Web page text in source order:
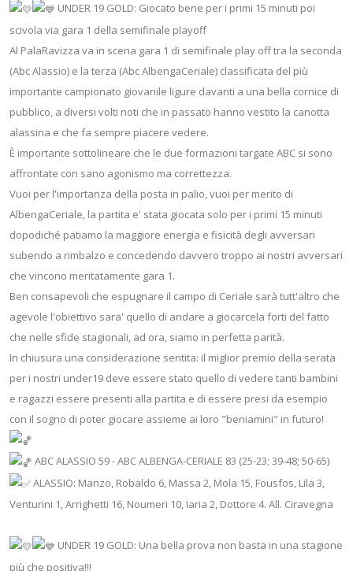
UNDER 19 GOLD: Giocato bene per i primi 15 minuti poi
scivola via gara 1 della semifinale playoff
Al PalaRavizza va in scena gara 1 di semifinale play off tra la seconda
(Abc Alassio) e la terza (Abc AlbengaCeriale) classificata del più
importante campionato giovanile ligure davanti a una bella cornice di
pubblico, a diversi volti noti che in passato hanno vestito la canotta
alassina e che fa sempre piacere vedere.
È importante sottolineare che le due formazioni targate ABC si sono
affrontate con sano agonismo ma correttezza.
Vuoi per l'importanza della posta in palio, vuoi per merito di
AlbengaCeriale, la partita e' stata giocata solo per i primi 15 minuti
dopodiché patiamo la maggiore energia e fisicità degli avversari
subendo a rimbalzo e concedendo davvero troppo ai nostri avversari
che vincono meritatamente gara 1.
Ben consapevoli che espugnare il campo di Ceriale sarà tutt'altro che
agevole l'obiettivo sara' quello di andare a giocarcela forti del fatto
che nelle sfide stagionali, ad ora, siamo in perfetta parità.
In chiusura una considerazione sentita: il miglior premio della serata
per i nostri under19 deve essere stato quello di vedere tanti bambini
e ragazzi essere presenti alla partita e di essere presi da esempio
con il sogno di poter giocare assieme ai loro "beniamini" in futuro!
ABC ALASSIO 59 - ABC ALBENGA-CERIALE 83 (25-23; 39-48; 50-65)
ALASSIO: Manzo, Robaldo 6, Massa 2, Mola 15, Fousfos, Lila 3,
Venturini 1, Arrighetti 16, Noumeri 10, Iaria 2, Dottore 4. All. Ciravegna
UNDER 19 GOLD: Una bella prova non basta in una stagione
più che positiva!!!